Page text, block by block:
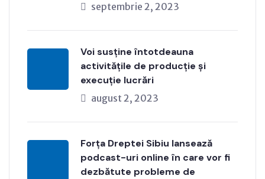
septembrie 2, 2023
Voi susține întotdeauna
activitățile de producție și
execuție lucrări
august 2, 2023
Forța Dreptei Sibiu lansează
podcast-uri online în care vor fi
dezbătute probleme de